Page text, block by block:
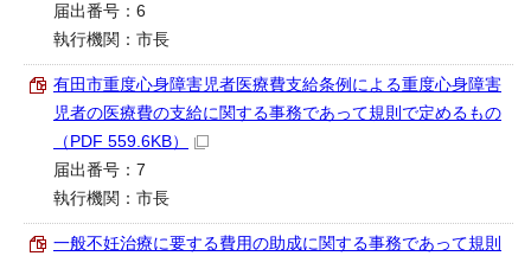
届出番号：6
執行機関：市長
有田市重度心身障害児者医療費支給条例による重度心身障害
児者の医療費の支給に関する事務であって規則で定めるもの
（PDF 559.6KB）
届出番号：7
執行機関：市長
一般不妊治療に要する費用の助成に関する事務であって規則